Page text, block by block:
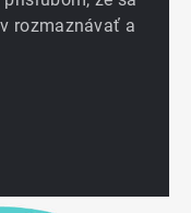
rozmaznávať a